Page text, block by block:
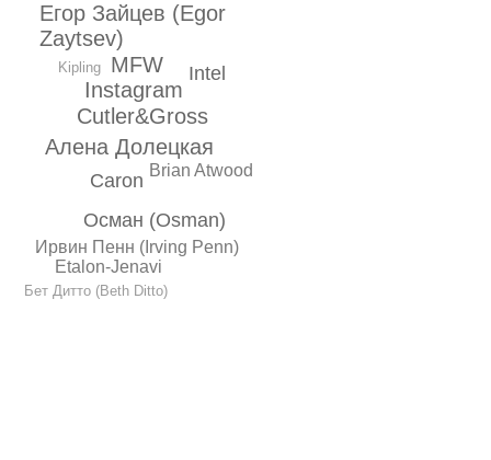
MFW
Instagram
Егор Зайцев (Egor
Zaytsev)
Cutler&Gross
Алена Долецкая
Caron
Осман (Оsman)
Intel
Etalon-Jenavi
Ирвин Пенн (Irving Penn)
Brian Atwood
Бет Дитто (Beth Ditto)
Kipling